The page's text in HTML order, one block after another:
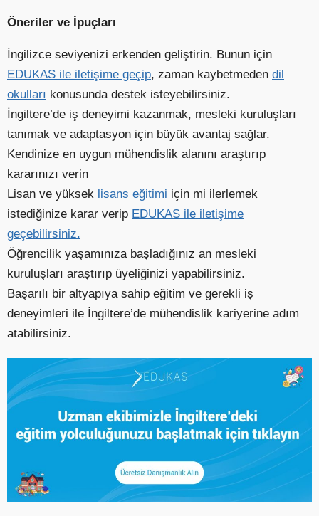
Öneriler ve İpuçları
İngilizce seviyenizi erkenden geliştirin. Bunun için
EDUKAS ile iletişime geçip, zaman kaybetmeden dil
okulları konusunda destek isteyebilirsiniz.
İngiltere’de iş deneyimi kazanmak, mesleki kuruluşları
tanımak ve adaptasyon için büyük avantaj sağlar.
Kendinize en uygun mühendislik alanını araştırıp
kararınızı verin
Lisan ve yüksek lisans eğitimi için mi ilerlemek
istediğinize karar verip EDUKAS ile iletişime
geçebilirsiniz.
Öğrencilik yaşamınıza başladığınız an mesleki
kuruluşları araştırıp üyeliğinizi yapabilirsiniz.
Başarılı bir altyapıya sahip eğitim ve gerekli iş
deneyimleri ile İngiltere’de mühendislik kariyerine adım
atabilirsiniz.